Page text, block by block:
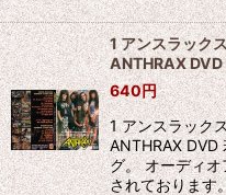
1 アンスラック
ANTHRAX DVD
640円
1 アンスラック
ANTHRAX DVD
グ。 オーディ
されております